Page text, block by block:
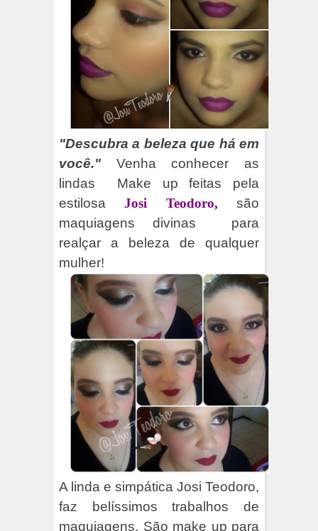
"Descubra a beleza que há em
você." Venha conhecer as
lindas Make up feitas pela
estilosaJosi Teodoro, são
maquiagens divinas para
realçar a beleza de qualquer
mulher!
A linda e simpática Josi Teodoro,
faz belíssimos trabalhos de
maquiagens. São make up para